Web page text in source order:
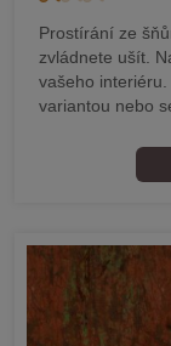
Prostírání ze
zvládnete ušít.
vašeho
variantou nebo